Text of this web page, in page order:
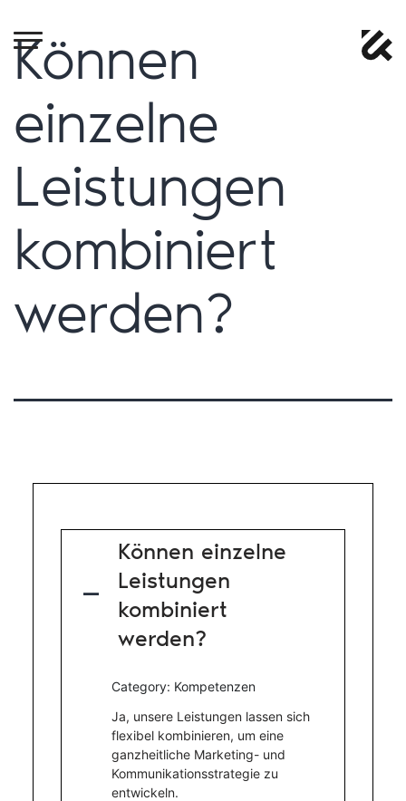
Können
einzelne
Leistungen
kombiniert
werden?
A
Können einzelne
Leistungen
kombiniert
werden?
Category: Kompetenzen
Ja, unsere Leistungen lassen sich
flexibel kombinieren, um eine
ganzheitliche Marketing- und
Kommunikationsstrategie zu
entwickeln.